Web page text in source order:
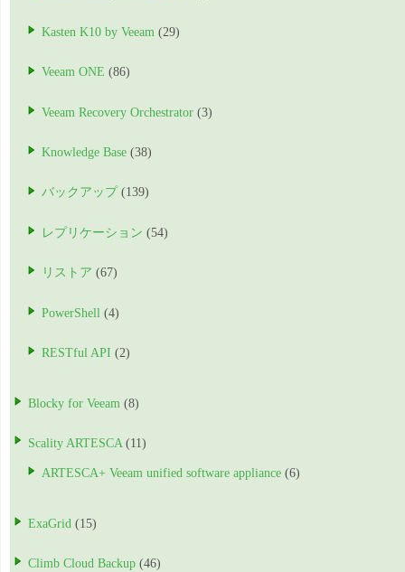
Kasten K10 by Veeam (29)
Veeam ONE (86)
Veeam Recovery Orchestrator (3)
Knowledge Base (38)
バックアップ (139)
レプリケーション (54)
リストア (67)
PowerShell (4)
RESTful API (2)
Blocky for Veeam (8)
Scality ARTESCA (11)
ARTESCA+ Veeam unified software appliance (6)
ExaGrid (15)
Climb Cloud Backup (46)